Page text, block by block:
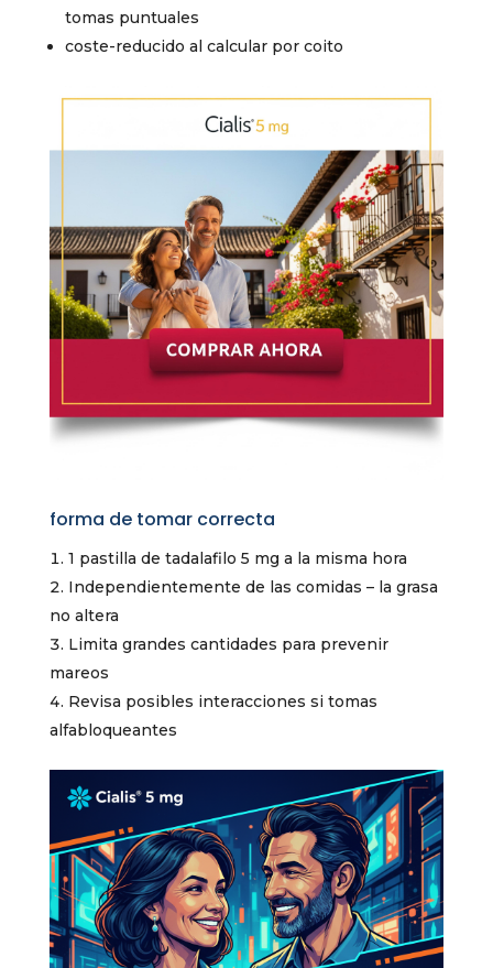
tomas puntuales
coste-reducido al calcular por coito
forma de tomar correcta
1 pastilla de tadalafilo 5 mg a la misma hora
Independientemente de las comidas – la grasa
no altera
Limita grandes cantidades para prevenir
mareos
Revisa posibles interacciones si tomas
alfabloqueantes